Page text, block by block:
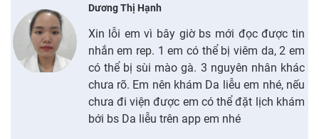
Dương Thị Hạnh
Xin lỗi em vì bây giờ bs mới đọc được tin
nhắn em rep. 1 em có thể bị viêm da, 2 em
có thể bị sùi mào gà. 3 nguyên nhân khác
chưa rõ. Em nên khám Da liễu em nhé, nếu
chưa đi viện được em có thể đặt lịch khám
bới bs Da liễu trên app em nhé